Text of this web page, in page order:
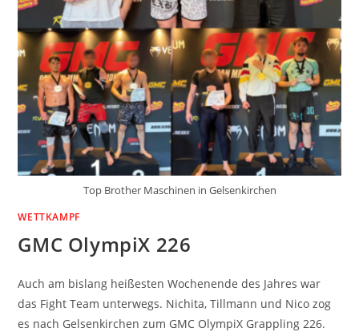
Top Brother Maschinen in Gelsenkirchen
WETTKAMPF
GMC OlympiX 226
Auch am bislang heißesten Wochenende des Jahres war
das Fight Team unterwegs. Nichita, Tillmann und Nico zog
es nach Gelsenkirchen zum GMC OlympiX Grappling 226.